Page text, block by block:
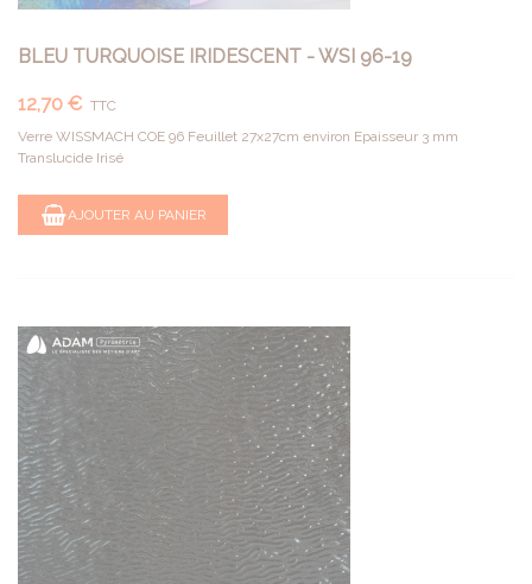
BLEU TURQUOISE IRIDESCENT - WSI 96-19
12,70 € TTC
Verre WISSMACH COE 96 Feuillet 27x27cm environ Epaisseur 3 mm
Translucide Irisé
AJOUTER AU PANIER